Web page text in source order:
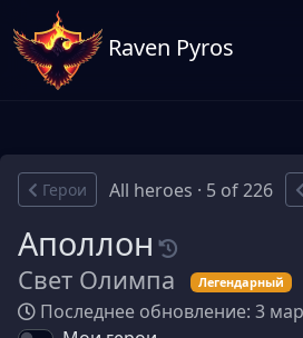
Raven Pyros
Герои All heroes · 5 of 226
Аполлон
Свет Олимпа Легендарный
Последнее обновление: 3